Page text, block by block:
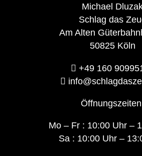
Michael
Schlag das
Am Alten
50825 Köln
+49 160
Mo – Fr : 10:00 Uhr –
Sa : 10:00 Uhr –